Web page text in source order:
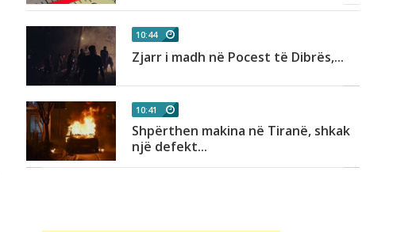
10:44
Zjarr i madh në Pocest të Dibrës,...
10:41
Shpërthen makina në Tiranë, shkak
një defekt...